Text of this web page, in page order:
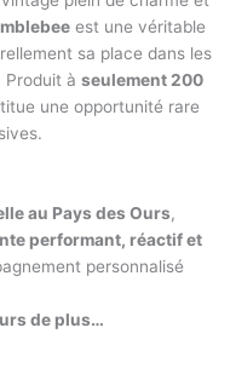
est une véritable
sa place dans les
Produit à seulement 200
une opportunité rare
au Pays des Ours,
performant, réactif et
personnalisé
de plus…